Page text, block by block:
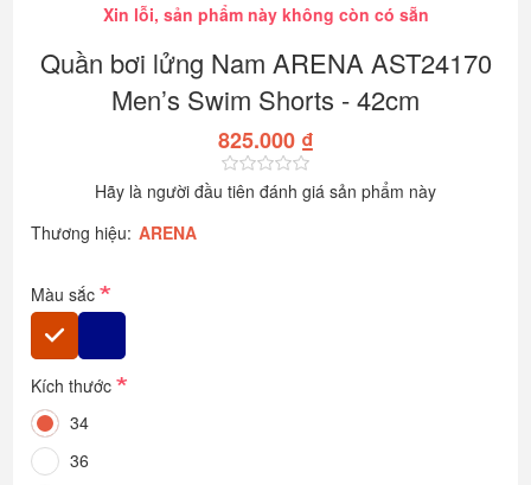
Xin lỗi, sản phẩm này không còn có sẵn
Quần bơi lửng Nam ARENA AST24170
Men’s Swim Shorts - 42cm
825.000 ₫
Hãy là người đầu tiên đánh giá sản phẩm này
Thương hiệu: ARENA
Màu sắc*
Kích thước*
34
36